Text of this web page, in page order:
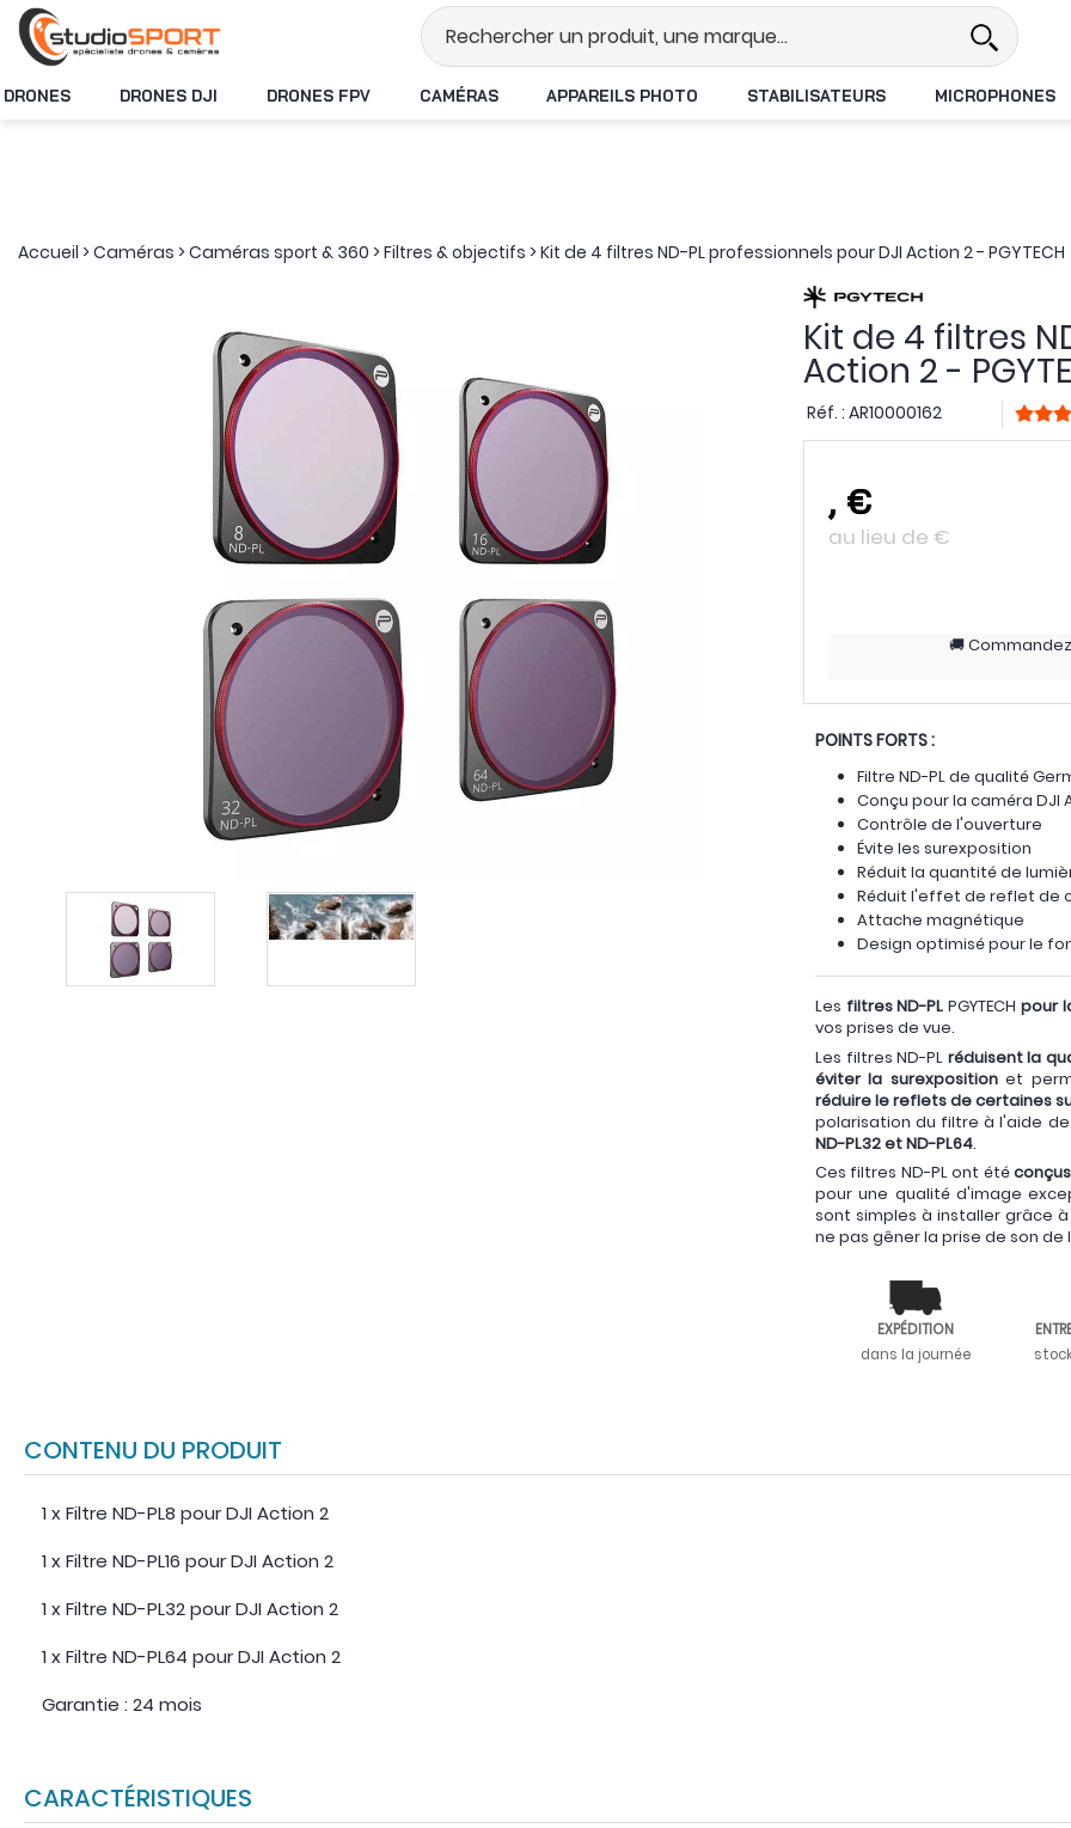
Stock en temps réel
DRONES DRONES DJI DRONES FPV CAMÉRAS APPAREILS PHOTO STABILISATEURS MICROPHONES
Accueil >Caméras >Caméras sport & 360 >Filtres & objectifs >Kit de 4 filtres ND-PL professionnels pour DJI Action 2 - PGYTECH
Kit de 4 filtres
Action 2 -
Réf. : AR10000162
, €
au lieu de €
Commandez
POINTS FORTS :
Filtre ND-PL de qualité
Conçu pour la caméra DJI
Contrôle de l'ouverture
Évite les surexposition
Réduit la quantité de
Réduit l'effet de reflet de
Attache magnétique
Design optimisé pour le
Les filtres ND-PL PGYTECH pour
vos prises de vue.
Les filtres ND-PL réduisent la
éviter la surexpositionet
réduire le reflets de certaines
polarisation du filtre à l'aide
ND-PL32 et ND-PL64.
Ces filtres ND-PL ont été
pour une qualité d'image
sont simples à installer grâce
ne pas gêner la prise de son
EXPÉDITION
dans la journée
CONTENU DU PRODUIT
1 x Filtre ND-PL8 pour DJI Action 2
1 x Filtre ND-PL16 pour DJI Action 2
1 x Filtre ND-PL32 pour DJI Action 2
1 x Filtre ND-PL64 pour DJI Action 2
Garantie : 24 mois
CARACTÉRISTIQUES